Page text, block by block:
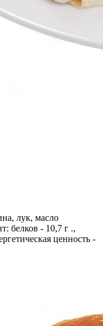
лук, масло
белков - 10,7 г .,
ценность -